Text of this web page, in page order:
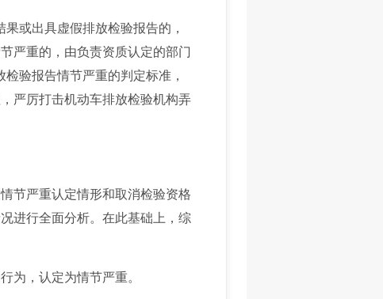
或出具虚假排放检验报告的，
严重的，由负责资质认定的部门
验报告情节严重的判定标准，
严厉打击机动车排放检验机构弄
节严重认定情形和取消检验资格
进行全面分析。在此基础上，综
，认定为情节严重。